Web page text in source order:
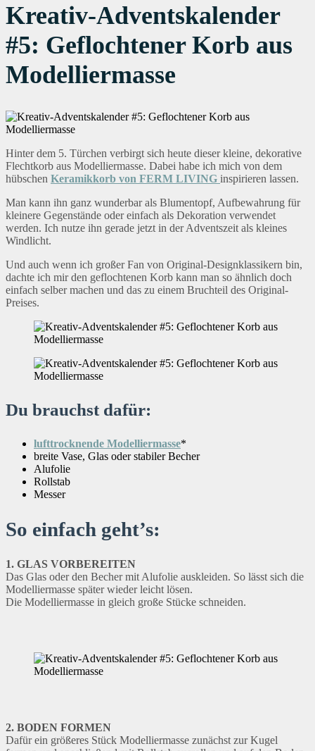
Kreativ-Adventskalender
#5: Geflochtener Korb aus
Modelliermasse
Hinter dem 5. Türchen verbirgt sich heute dieser kleine, dekorative
Flechtkorb aus Modelliermasse. Dabei habe ich mich von dem
hübschen Keramikkorb von FERM LIVING inspirieren lassen.
Man kann ihn ganz wunderbar als Blumentopf, Aufbewahrung für
kleinere Gegenstände oder einfach als Dekoration verwendet
werden. Ich nutze ihn gerade jetzt in der Adventszeit als kleines
Windlicht.
Und auch wenn ich großer Fan von Original-Designklassikern bin,
dachte ich mir den geflochtenen Korb kann man so ähnlich doch
einfach selber machen und das zu einem Bruchteil des Original-
Preises.
Du brauchst dafür:
lufttrocknende Modelliermasse*
breite Vase, Glas oder stabiler Becher
Alufolie
Rollstab
Messer
So einfach geht’s:
1. GLAS VORBEREITEN
Das Glas oder den Becher mit Alufolie auskleiden. So lässt sich die
Modelliermasse später wieder leicht lösen.
Die Modelliermasse in gleich große Stücke schneiden.
2. BODEN FORMEN
Dafür ein größeres Stück Modelliermasse zunächst zur Kugel